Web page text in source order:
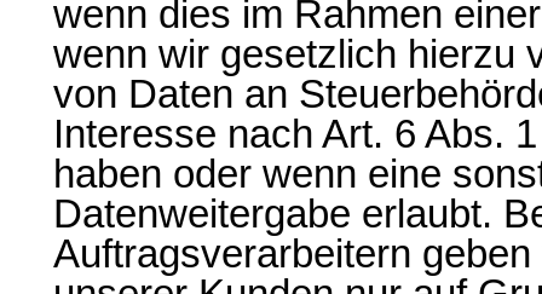
wenn dies im Rahmen
wenn wir gesetzlich hierzu
von Daten an
Interesse nach Art. 6 Abs.
haben oder wenn eine
Datenweitergabe erlaubt.
Auftragsverarbeitern